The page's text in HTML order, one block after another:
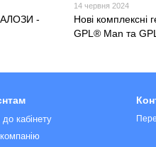
-
14 червня 2024
Нові комплексні
GPL® Man та
до кабінету